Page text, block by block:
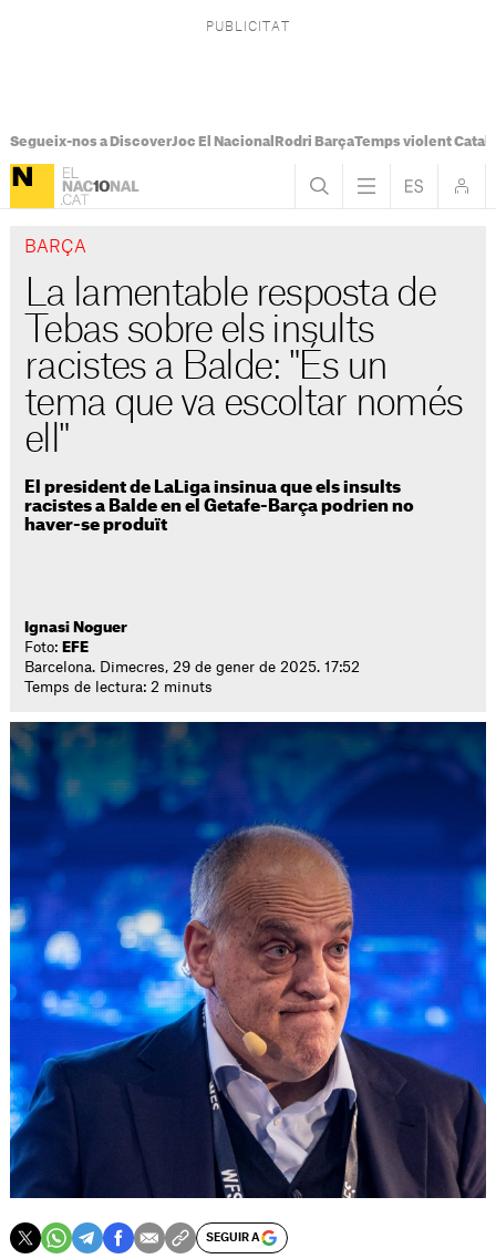
Segueix-nos a DiscoverJoc El Nacional Rodri BarçaTemps violent
BARÇA
La lamentable resposta de
Tebas sobre els insults
racistes a Balde: "És un
tema que va escoltar només
ell"
El president de LaLiga insinua que els insults
racistes a Balde en el Getafe-Barça podrien no
haver-se produït
Ignasi Noguer
Foto: EFE
Barcelona. Dimecres, 29 de gener de 2025. 17:52
Temps de lectura: 2 minuts
SEGUIR A